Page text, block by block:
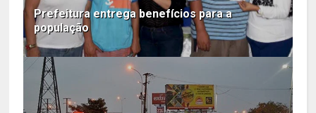
Prefeitura entrega benefícios para a
população